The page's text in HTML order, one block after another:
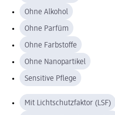
Ohne Alkohol
Ohne Parfüm
Ohne Farbstoffe
Ohne Nanopartikel
Sensitive Pflege
Mit Lichtschutzfaktor (LSF)